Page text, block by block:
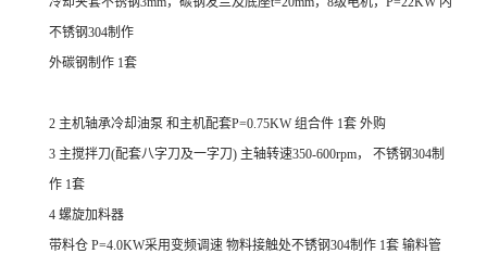
不锈钢304制作
外碳钢制作 1套
2 主机轴承冷却油泵 和主机配套P=0.75KW 组合件 1套 外购
3 主搅拌刀(配套八字刀及一字刀) 主轴转速350-600rpm， 不锈钢304制
作 1套
4 螺旋加料器
带料仓 P=4.0KW采用变频调速 物料接触处不锈钢304制作 1套 输料管